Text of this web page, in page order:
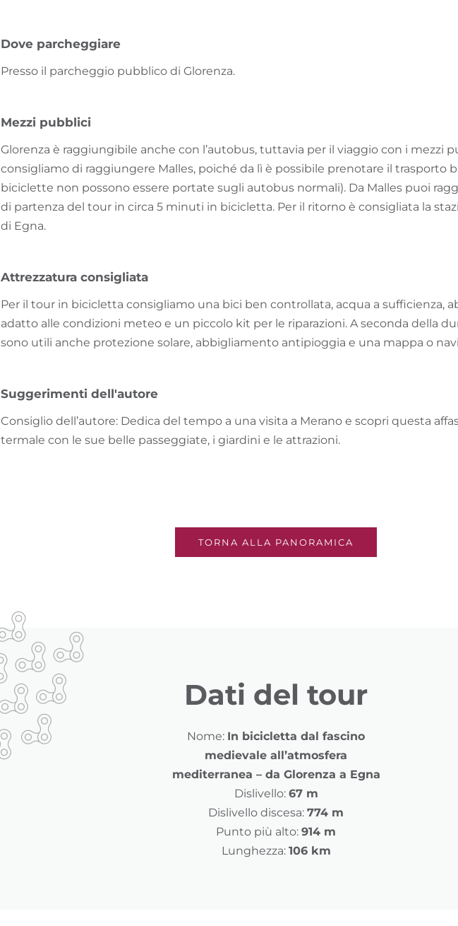
Dove parcheggiare
Presso il parcheggio pubblico di Glorenza.
Mezzi pubblici
Glorenza è raggiungibile anche con l’autobus, tuttavia per il viaggio con i mezzi
consigliamo di raggiungere Malles, poiché da lì è possibile prenotare il trasporto
biciclette non possono essere portate sugli autobus normali). Da Malles puoi
di partenza del tour in circa 5 minuti in bicicletta. Per il ritorno è consigliata la
di Egna.
Attrezzatura consigliata
Per il tour in bicicletta consigliamo una bici ben controllata, acqua a sufficienza,
adatto alle condizioni meteo e un piccolo kit per le riparazioni. A seconda della
sono utili anche protezione solare, abbigliamento antipioggia e una mappa o
Suggerimenti dell'autore
Consiglio dell’autore: Dedica del tempo a una visita a Merano e scopri questa
termale con le sue belle passeggiate, i giardini e le attrazioni.
TORNA ALLA PANORAMICA
Dati del tour
Nome: In bicicletta dal fascino
medievale all’atmosfera
mediterranea – da Glorenza a Egna
Dislivello: 67 m
Dislivello discesa: 774 m
Punto più alto: 914 m
Lunghezza: 106 km